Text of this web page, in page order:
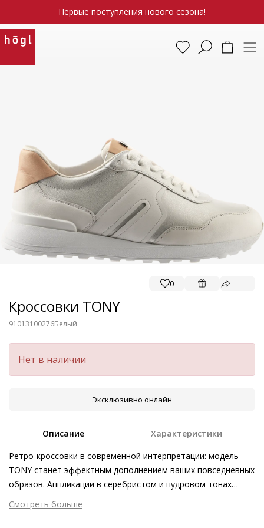
Первые поступления нового сезона!
0
Кроссовки TONY
91013100276Белый
Нет в наличии
Эксклюзивно онлайн
Описание Характеристики
Ретро-кроссовки в современной интерпретации: модель
TONY станет эффектным дополнением ваших повседневных
образов. Аппликации в серебристом и пудровом тонах
подчёркивают актуальность белых кроссовок. Съёмные
стельки можно одним движением руки заменить на
Смотреть больше